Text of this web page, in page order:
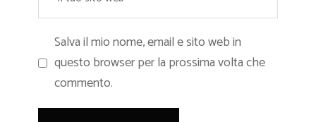
Salva il mio nome, email e sito web in
questo browser per la prossima volta che
commento.